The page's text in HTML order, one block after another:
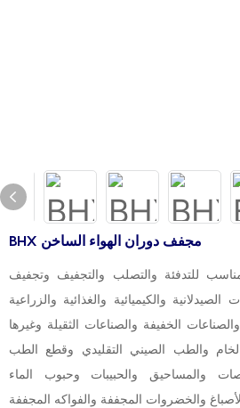
BHX مجفف دوران الهواء الساخن
للتدفئة والتصلب والتجفيف وتجفيف
والكيميائية والغذائية والزراعية
الخفيفة والصناعات الثقيلة وغيرها
والطب الصيني التقليدي وقطع الطب
والمساحيق والحبيبات وحبوب الماء
والخضروات المجففة والفواكه المجففة